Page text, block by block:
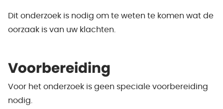
Dit onderzoek is nodig om te weten te komen wat de
oorzaak is van uw klachten.
Voorbereiding
Voor het onderzoek is geen speciale voorbereiding
nodig.